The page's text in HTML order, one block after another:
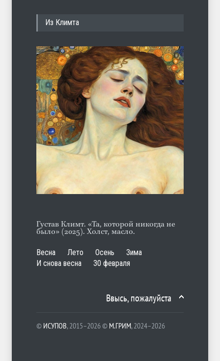
Марципан (из Агнии Барто)
ЛЕТО 31.07.2026
А ещё борода
ЛЕТО 07.08.2026
Из Климта
Густав Климт. «Та, которой никогда не
было» (2025). Холст, масло.
Весна Лето Осень
Зима
И снова весна
30 февраля
Ввысь, пожалуйста
© ИСУПОВ, 2015–2026 © М.ГРИМ, 2024–2026